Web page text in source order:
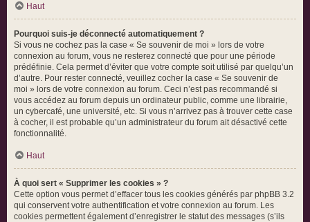
Haut
Pourquoi suis-je déconnecté automatiquement ?
Si vous ne cochez pas la case « Se souvenir de moi » lors de votre
connexion au forum, vous ne resterez connecté que pour une période
prédéfinie. Cela permet d’éviter que votre compte soit utilisé par quelqu’un
d’autre. Pour rester connecté, veuillez cocher la case « Se souvenir de
moi » lors de votre connexion au forum. Ceci n’est pas recommandé si
vous accédez au forum depuis un ordinateur public, comme une librairie,
un cybercafé, une université, etc. Si vous n’arrivez pas à trouver cette case
à cocher, il est probable qu’un administrateur du forum ait désactivé cette
fonctionnalité.
Haut
À quoi sert « Supprimer les cookies » ?
Cette option vous permet d’effacer tous les cookies générés par phpBB 3.2
qui conservent votre authentification et votre connexion au forum. Les
cookies permettent également d’enregistrer le statut des messages (s’ils